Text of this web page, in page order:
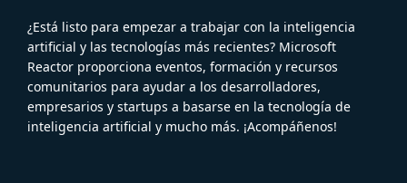
¿Está listo para empezar a trabajar con la inteligencia
artificial y las tecnologías más recientes? Microsoft
Reactor proporciona eventos, formación y recursos
comunitarios para ayudar a los desarrolladores,
empresarios y startups a basarse en la tecnología de
inteligencia artificial y mucho más. ¡Acompáñenos!